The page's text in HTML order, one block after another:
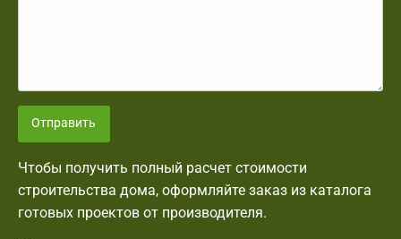
Отправить
Чтобы получить полный расчет стоимости
строительства дома, оформляйте заказ из каталога
готовых проектов от производителя.